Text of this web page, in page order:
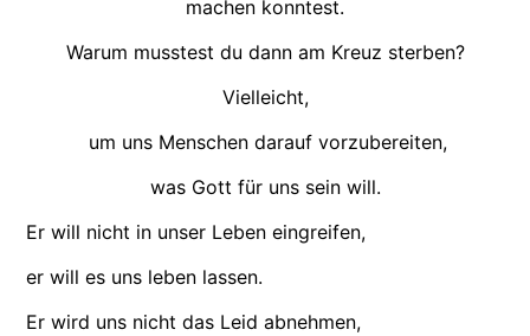
machen konntest.
Warum musstest du dann am Kreuz sterben?
Vielleicht,
um uns Menschen darauf vorzubereiten,
was Gott für uns sein will.
Er will nicht in unser Leben eingreifen,
er will es uns leben lassen.
Er wird uns nicht das Leid abnehmen,